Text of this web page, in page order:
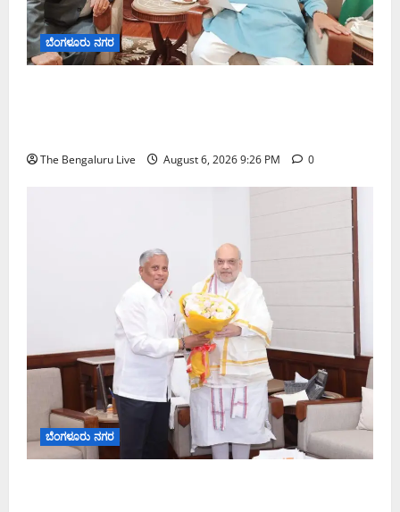
ಬೆಂಗಳೂರು ನಗರ
The Bengaluru Live August 6, 2026 9:26 PM 0
ಬೆಂಗಳೂರು ನಗರ